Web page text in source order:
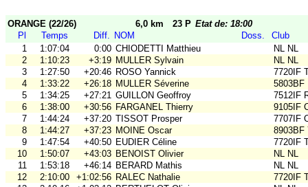
ORANGE (22/26) 6,0 km 23 P Etat de: 18:00
Pl
Temps Diff. NOM Doss.
Club
1
1:07:04 0:00 CHIODETTI Matthieu
NL NL
2
1:10:23 +3:19 MULLER Sylvain
NL NL
3
1:27:50 +20:46 ROSO Yannick
7720IF
4
1:33:22 +26:18 MULLER Séverine
5803BF
5
1:34:25 +27:21 GUILLON Geoffroy
7512IF
6
1:38:00 +30:56 FARGANEL Thierry
9105IF
7
1:44:24 +37:20 TISSOT Prosper
7707IF
8
1:44:27 +37:23 MOINE Oscar
8903BF
9
1:47:54 +40:50 EUDIER Céline
7720IF
10
1:50:07 +43:03 BENOIST Olivier
NL NL
11
1:53:18 +46:14 BERARD Mathis
NL NL
12
2:10:00 +1:02:56 RALEC Nathalie
7720IF